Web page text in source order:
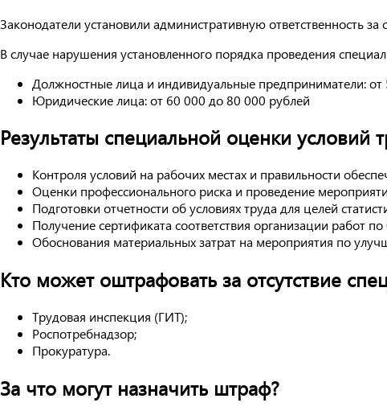
Законодатели установили административную ответственность
В случае нарушения установленного порядка проведения
Должностные лица и индивидуальные предприниматели:
Юридические лица: от 60 000 до 80 000 рублей
Результаты специальной оценки условий
Контроля условий на рабочих местах и правильности
Оценки профессионального риска и проведение
Подготовки отчетности об условиях труда для целей
Получение сертификата соответствия организации работ
Обоснования материальных затрат на мероприятия по
Кто может оштрафовать за отсутствие
Трудовая инспекция (ГИТ);
Роспотребнадзор;
Прокуратура.
За что могут назначить штраф?